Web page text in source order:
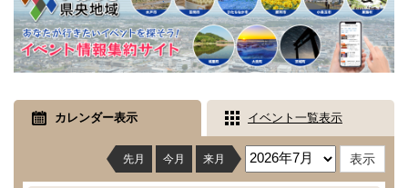
カレンダー表示 イベント一覧表示
先月 今月 来月